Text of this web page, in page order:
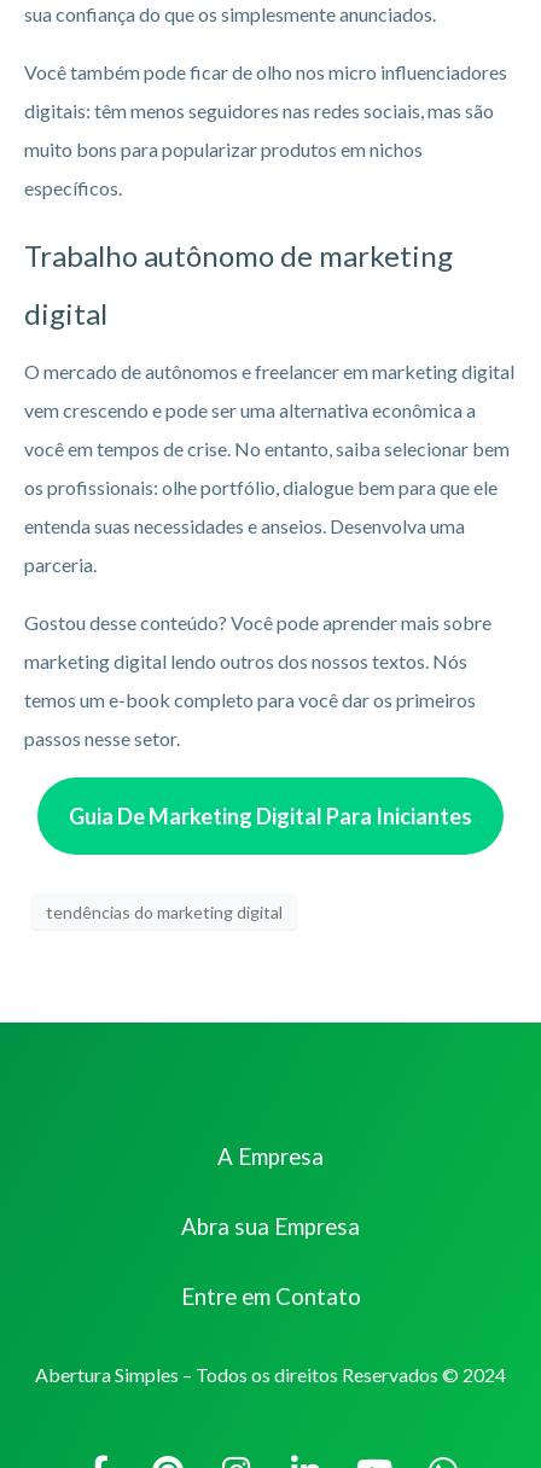
sua confiança do que os simplesmente anunciados.
Você também pode ficar de olho nos micro influenciadores
digitais: têm menos seguidores nas redes sociais, mas são
muito bons para popularizar produtos em nichos
específicos.
Trabalho autônomo de marketing
digital
O mercado de autônomos e freelancer em marketing digital
vem crescendo e pode ser uma alternativa econômica a
você em tempos de crise. No entanto, saiba selecionar bem
os profissionais: olhe portfólio, dialogue bem para que ele
entenda suas necessidades e anseios. Desenvolva uma
parceria.
Gostou desse conteúdo? Você pode aprender mais sobre
marketing digital lendo outros dos nossos textos. Nós
temos um e-book completo para você dar os primeiros
passos nesse setor.
Guia De Marketing Digital Para Iniciantes
tendências do marketing digital
A Empresa
Abra sua Empresa
Entre em Contato
Abertura Simples – Todos os direitos Reservados © 2024